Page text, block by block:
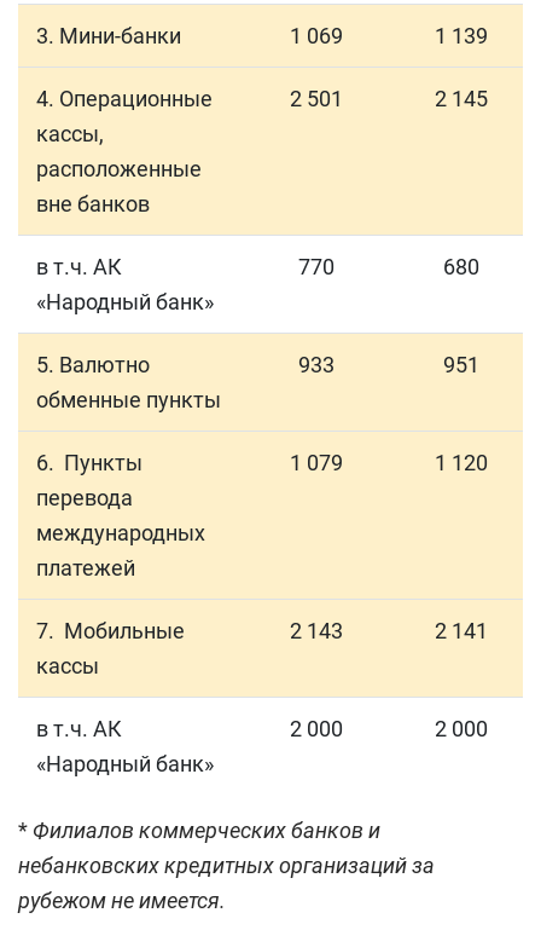
3. Мини-банки 1 069 1 139
4. Операционные
кассы,
расположенные
вне банков
2 501 2 145
в т.ч. АК
«Народный банк»
770 680
5. Валютно
обменные пункты
933 951
6. Пункты
перевода
международных
платежей
1 079 1 120
7. Мобильные
кассы
2 143 2 141
в т.ч. АК
«Народный банк»
2 000 2 000
* Филиалов коммерческих банков и
небанковских кредитных организаций за
рубежом не имеется.